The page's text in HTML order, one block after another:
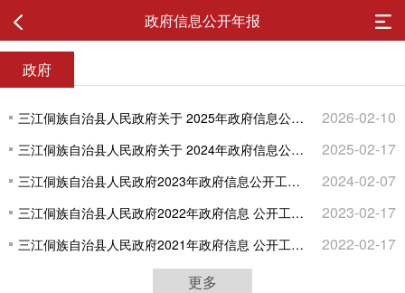
政府信息公开年报
政府
三江侗族自治县人民政府关于 2025年政府信息公开工作年度报告 2026-02-10
三江侗族自治县人民政府关于 2024年政府信息公开工作年度报告 2025-02-17
三江侗族自治县人民政府2023年政府信息公开工作年度报告 2024-02-07
三江侗族自治县人民政府2022年政府信息 公开工作年度报告 2023-02-17
三江侗族自治县人民政府2021年政府信息 公开工作年度报告
2022-02-17
更多